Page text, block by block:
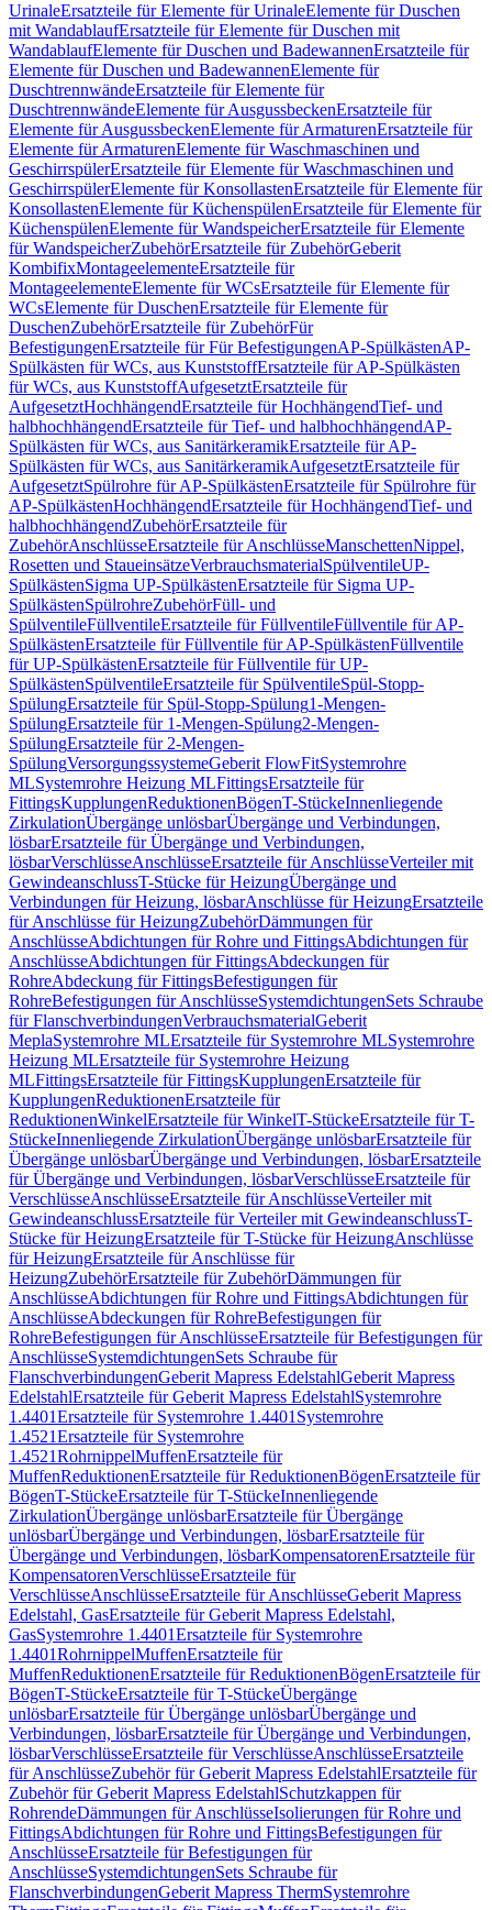
UrinaleErsatzteile für Elemente für UrinaleElemente für Duschen
mit WandablaufErsatzteile für Elemente für Duschen mit
WandablaufElemente für Duschen und BadewannenErsatzteile für
Elemente für Duschen und BadewannenElemente für
DuschtrennwändeErsatzteile für Elemente für
DuschtrennwändeElemente für AusgussbeckenErsatzteile für
Elemente für AusgussbeckenElemente für ArmaturenErsatzteile für
Elemente für ArmaturenElemente für Waschmaschinen und
GeschirrspülerErsatzteile für Elemente für Waschmaschinen und
GeschirrspülerElemente für KonsollastenErsatzteile für Elemente für
KonsollastenElemente für KüchenspülenErsatzteile für Elemente für
KüchenspülenElemente für WandspeicherErsatzteile für Elemente
für WandspeicherZubehörErsatzteile für ZubehörGeberit
KombifixMontageelementeErsatzteile für
MontageelementeElemente für WCsErsatzteile für Elemente für
WCsElemente für DuschenErsatzteile für Elemente für
DuschenZubehörErsatzteile für ZubehörFür
BefestigungenErsatzteile für Für BefestigungenAP-SpülkästenAP-
Spülkästen für WCs, aus KunststoffErsatzteile für AP-Spülkästen
für WCs, aus KunststoffAufgesetztErsatzteile für
AufgesetztHochhängendErsatzteile für HochhängendTief- und
halbhochhängendErsatzteile für Tief- und halbhochhängendAP-
Spülkästen für WCs, aus SanitärkeramikErsatzteile für AP-
Spülkästen für WCs, aus SanitärkeramikAufgesetztErsatzteile für
AufgesetztSpülrohre für AP-SpülkästenErsatzteile für Spülrohre für
AP-SpülkästenHochhängendErsatzteile für HochhängendTief- und
halbhochhängendZubehörErsatzteile für
ZubehörAnschlüsseErsatzteile für AnschlüsseManschettenNippel,
Rosetten und StaueinsätzeVerbrauchsmaterialSpülventileUP-
SpülkästenSigma UP-SpülkästenErsatzteile für Sigma UP-
SpülkästenSpülrohreZubehörFüll- und
SpülventileFüllventileErsatzteile für FüllventileFüllventile für AP-
SpülkästenErsatzteile für Füllventile für AP-SpülkästenFüllventile
für UP-SpülkästenErsatzteile für Füllventile für UP-
SpülkästenSpülventileErsatzteile für SpülventileSpül-Stopp-
SpülungErsatzteile für Spül-Stopp-Spülung1-Mengen-
SpülungErsatzteile für 1-Mengen-Spülung2-Mengen-
SpülungErsatzteile für 2-Mengen-
SpülungVersorgungssystemeGeberit FlowFitSystemrohre
MLSystemrohre Heizung MLFittingsErsatzteile für
FittingsKupplungenReduktionenBögenT-StückeInnenliegende
ZirkulationÜbergänge unlösbarÜbergänge und Verbindungen,
lösbarErsatzteile für Übergänge und Verbindungen,
lösbarVerschlüsseAnschlüsseErsatzteile für AnschlüsseVerteiler mit
GewindeanschlussT-Stücke für HeizungÜbergänge und
Verbindungen für Heizung, lösbarAnschlüsse für HeizungErsatzteile
für Anschlüsse für HeizungZubehörDämmungen für
AnschlüsseAbdichtungen für Rohre und FittingsAbdichtungen für
AnschlüsseAbdichtungen für FittingsAbdeckungen für
RohreAbdeckung für FittingsBefestigungen für
RohreBefestigungen für AnschlüsseSystemdichtungenSets Schraube
für FlanschverbindungenVerbrauchsmaterialGeberit
MeplaSystemrohre MLErsatzteile für Systemrohre MLSystemrohre
Heizung MLErsatzteile für Systemrohre Heizung
MLFittingsErsatzteile für FittingsKupplungenErsatzteile für
KupplungenReduktionenErsatzteile für
ReduktionenWinkelErsatzteile für WinkelT-StückeErsatzteile für T-
StückeInnenliegende ZirkulationÜbergänge unlösbarErsatzteile für
Übergänge unlösbarÜbergänge und Verbindungen, lösbarErsatzteile
für Übergänge und Verbindungen, lösbarVerschlüsseErsatzteile für
VerschlüsseAnschlüsseErsatzteile für AnschlüsseVerteiler mit
GewindeanschlussErsatzteile für Verteiler mit GewindeanschlussT-
Stücke für HeizungErsatzteile für T-Stücke für HeizungAnschlüsse
für HeizungErsatzteile für Anschlüsse für
HeizungZubehörErsatzteile für ZubehörDämmungen für
AnschlüsseAbdichtungen für Rohre und FittingsAbdichtungen für
AnschlüsseAbdeckungen für RohreBefestigungen für
RohreBefestigungen für AnschlüsseErsatzteile für Befestigungen für
AnschlüsseSystemdichtungenSets Schraube für
FlanschverbindungenGeberit Mapress EdelstahlGeberit Mapress
EdelstahlErsatzteile für Geberit Mapress EdelstahlSystemrohre
1.4401Ersatzteile für Systemrohre 1.4401 Systemrohre
1.4521Ersatzteile für Systemrohre
1.4521RohrnippelMuffenErsatzteile für
MuffenReduktionenErsatzteile für ReduktionenBögenErsatzteile für
BögenT-StückeErsatzteile für T-StückeInnenliegende
ZirkulationÜbergänge unlösbarErsatzteile für Übergänge
unlösbarÜbergänge und Verbindungen, lösbarErsatzteile für
Übergänge und Verbindungen, lösbarKompensatorenErsatzteile für
KompensatorenVerschlüsseErsatzteile für
VerschlüsseAnschlüsseErsatzteile für AnschlüsseGeberit Mapress
Edelstahl, GasErsatzteile für Geberit Mapress Edelstahl,
GasSystemrohre 1.4401Ersatzteile für Systemrohre
1.4401RohrnippelMuffenErsatzteile für
MuffenReduktionenErsatzteile für ReduktionenBögenErsatzteile für
BögenT-StückeErsatzteile für T-StückeÜbergänge
unlösbarErsatzteile für Übergänge unlösbarÜbergänge und
Verbindungen, lösbarErsatzteile für Übergänge und Verbindungen,
lösbarVerschlüsseErsatzteile für VerschlüsseAnschlüsseErsatzteile
für AnschlüsseZubehör für Geberit Mapress EdelstahlErsatzteile für
Zubehör für Geberit Mapress EdelstahlSchutzkappen für
RohrendeDämmungen für AnschlüsseIsolierungen für Rohre und
FittingsAbdichtungen für Rohre und FittingsBefestigungen für
AnschlüsseErsatzteile für Befestigungen für
AnschlüsseSystemdichtungenSets Schraube für
FlanschverbindungenGeberit Mapress ThermSystemrohre